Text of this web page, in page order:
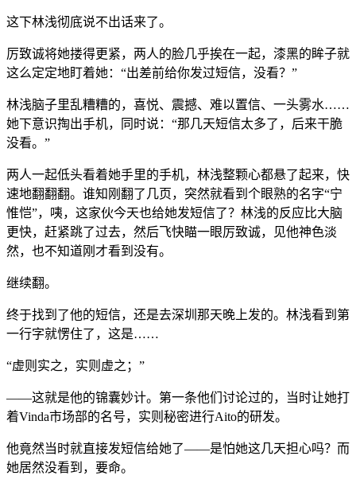
这下林浅彻底说不出话来了。
厉致诚将她搂得更紧，两人的脸几乎挨在一起，漆黑的眸子就
这么定定地盯着她：“出差前给你发过短信，没看？”
林浅脑子里乱糟糟的，喜悦、震撼、难以置信、一头雾水……
她下意识掏出手机，同时说：“那几天短信太多了，后来干脆
没看。”
两人一起低头看着她手里的手机，林浅整颗心都悬了起来，快
速地翻翻翻。谁知刚翻了几页，突然就看到个眼熟的名字“宁
惟恺”，咦，这家伙今天也给她发短信了？林浅的反应比大脑
更快，赶紧跳了过去，然后飞快瞄一眼厉致诚，见他神色淡
然，也不知道刚才看到没有。
继续翻。
终于找到了他的短信，还是去深圳那天晚上发的。林浅看到第
一行字就愣住了，这是……
“虚则实之，实则虚之；”
——这就是他的锦囊妙计。第一条他们讨论过的，当时让她打
着Vinda市场部的名号，实则秘密进行Aito的研发。
他竟然当时就直接发短信给她了——是怕她这几天担心吗？而
她居然没看到，要命。